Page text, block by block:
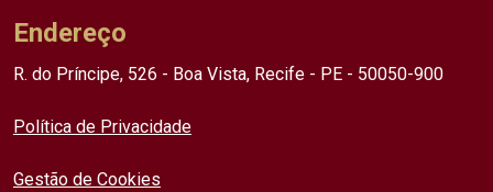
Endereço
R. do Príncipe, 526 - Boa Vista, Recife - PE - 50050-900
Política de Privacidade
Gestão de Cookies